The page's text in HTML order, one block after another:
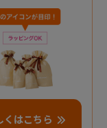
くはこちら